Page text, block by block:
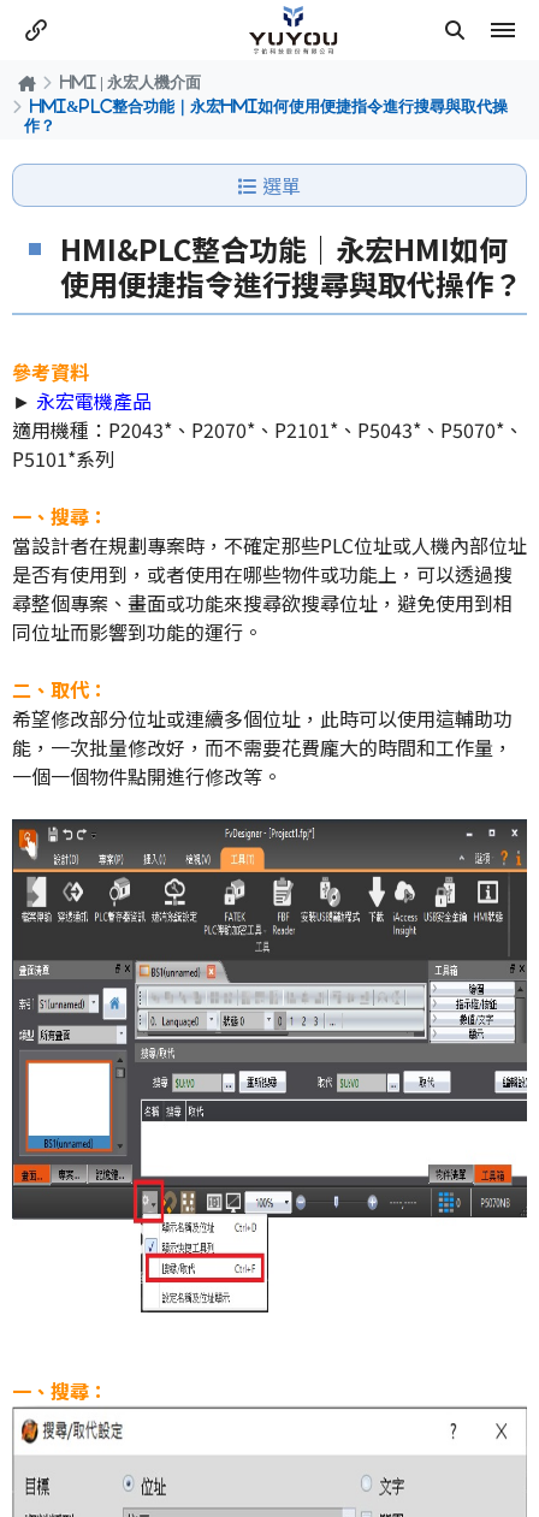
HMI | 永宏人機介面
HMI&PLC整合功能｜永宏HMI如何使用便捷指令進行搜尋與取代操
作？
選單
HMI&PLC整合功能｜永宏HMI如何
使用便捷指令進行搜尋與取代操作？
參考資料
► 永宏電機產品
適用機種：P2043*、P2070*、P2101*、P5043*、P5070*、
P5101*系列
一、搜尋：
當設計者在規劃專案時，不確定那些PLC位址或人機內部位址
是否有使用到，或者使用在哪些物件或功能上，可以透過搜
尋整個專案、畫面或功能來搜尋欲搜尋位址，避免使用到相
同位址而影響到功能的運行。
二、取代：
希望修改部分位址或連續多個位址，此時可以使用這輔助功
能，一次批量修改好，而不需要花費龐大的時間和工作量，
一個一個物件點開進行修改等。
一、搜尋：